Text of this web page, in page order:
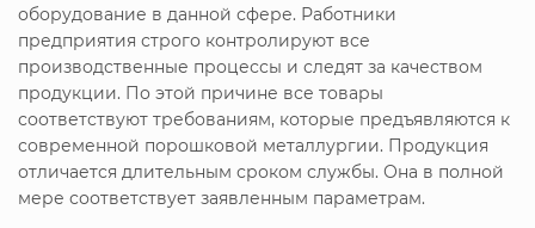
оборудование в данной сфере. Работники
предприятия строго контролируют все
производственные процессы и следят за качеством
продукции. По этой причине все товары
соответствуют требованиям, которые предъявляются к
современной порошковой металлургии. Продукция
отличается длительным сроком службы. Она в полной
мере соответствует заявленным параметрам.